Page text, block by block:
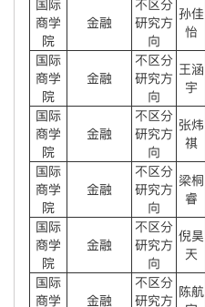
国际
商学
院
金融
不区分
研究方
向
孙佳
怡
国际
商学
院
金融
不区分
研究方
向
王涵
宇
国际
商学
院
金融
不区分
研究方
向
张炜
祺
国际
商学
院
金融
不区分
研究方
向
梁桐
睿
国际
商学
院
金融
不区分
研究方
向
倪昊
天
国际
商学
金融
不区分
研究方 陈航